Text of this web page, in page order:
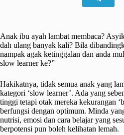
Anak ibu ayah lambat membaca?
dah ulang banyak kali? Bila
nampak agak ketinggalan dan anda
slow learner ke?”
Hakikatnya, tidak semua anak yang
kategori ‘slow learner’. Ada yang
tinggi tetapi otak mereka kekurangan
berfungsi dengan optimum. Minda
nutrisi, emosi dan cara belajar yang
berpotensi pun boleh kelihatan lemah.